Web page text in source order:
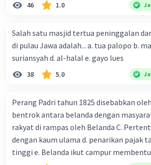
46 1.0
Salah satu masjid tertua peninggalan
di pulau Jawa adalah... a. tua palopo b. mantingan c.
suriansyah d. al-halal e. gayo lues
38 5.0
Perang Padri tahun 1825 disebabkan
bentrok antara belanda dengan
rakyat di rampas oleh Belanda C.
dengan kaum ulama d. penarikan pajak
tinggi e. Belanda ikut campur